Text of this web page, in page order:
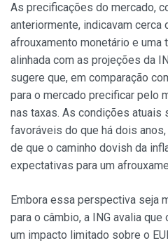
As precificações do mercado,
anteriormente, indicavam
afrouxamento monetário e uma
alinhada com as projeções da
sugere que, em comparação
para o mercado precificar pelo
nas taxas. As condições atuais
favoráveis do que há dois
de que o caminho dovish da
expectativas para um
Embora essa perspectiva seja
para o câmbio, a ING avalia
um impacto limitado sobre o